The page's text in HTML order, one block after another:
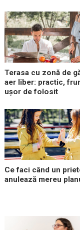
Terasa cu zonă de
aer liber: practic,
ușor de folosit
Ce faci când un
anulează mereu